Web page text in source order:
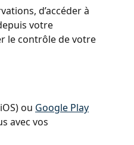
d’accéder à
votre
le contrôle de votre
ou Google Play
avec vos